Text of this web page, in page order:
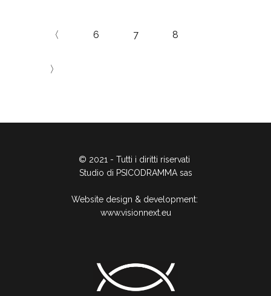
〈 6 7 8
〉
© 2021 - Tutti i diritti riservati
Studio di PSICODRAMMA sas
Website design & development:
www.visionnext.eu